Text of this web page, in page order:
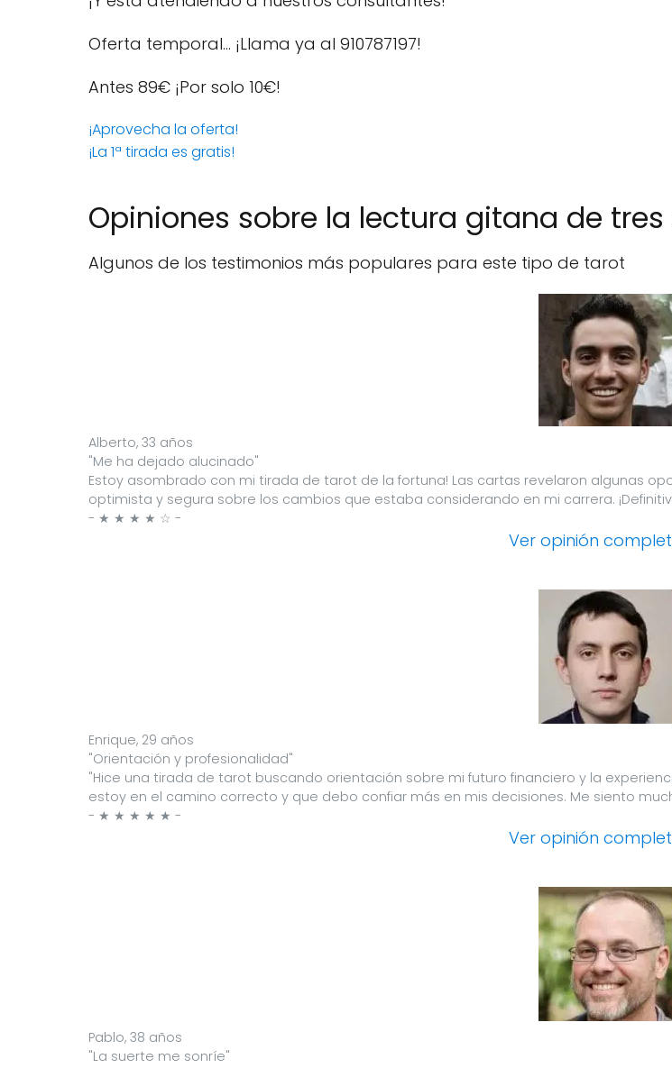
Oferta temporal… ¡Llama ya al 910787197!
Antes 89€ ¡Por solo 10€!
¡Aprovecha la oferta!
¡La 1ª tirada es gratis!
Opiniones sobre la lectura gitana de
Algunos de los testimonios más populares para este tipo de tarot
Alberto, 33 años
"Me ha dejado alucinado"
Estoy asombrado con mi tirada de tarot de la fortuna! Las cartas revelaron algunas
optimista y segura sobre los cambios que estaba considerando en mi carrera.
- ★ ★ ★ ★ ☆ -
Ver opinión
Enrique, 29 años
"Orientación y profesionalidad"
"Hice una tirada de tarot buscando orientación sobre mi futuro financiero y la
estoy en el camino correcto y que debo confiar más en mis decisiones. Me siento
- ★ ★ ★ ★ ★ -
Ver opinión
Pablo, 38 años
"La suerte me sonríe"